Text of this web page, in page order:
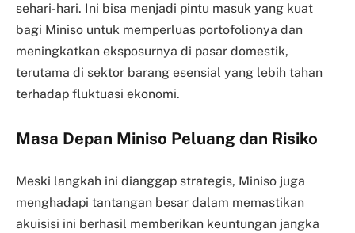
sehari-hari. Ini bisa menjadi pintu masuk yang kuat
bagi Miniso untuk memperluas portofolionya dan
meningkatkan eksposurnya di pasar domestik,
terutama di sektor barang esensial yang lebih tahan
terhadap fluktuasi ekonomi.
Masa Depan Miniso Peluang dan Risiko
Meski langkah ini dianggap strategis, Miniso juga
menghadapi tantangan besar dalam memastikan
akuisisi ini berhasil memberikan keuntungan jangka